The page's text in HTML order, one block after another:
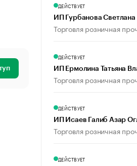
ДЕЙСТВУЕТ
ИП Гурбанова
Торговля розничная
ДЕЙСТВУЕТ
ИП Ермолина Татьяна
Торговля розничная
ДЕЙСТВУЕТ
ИП Исаев Галиб Азар
Торговля розничная
ДЕЙСТВУЕТ